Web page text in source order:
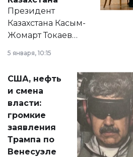
Президент
Казахстана Касым-
Жомарт Токаев
сразу несколько
актуальных тем —
от слухов о
политических
реформах до
вопросов армии,
экономики и
личного здоровья.
5 января, 10:15
США, нефть
и смена
власти:
громкие
заявления
Трампа по
Венесуэле